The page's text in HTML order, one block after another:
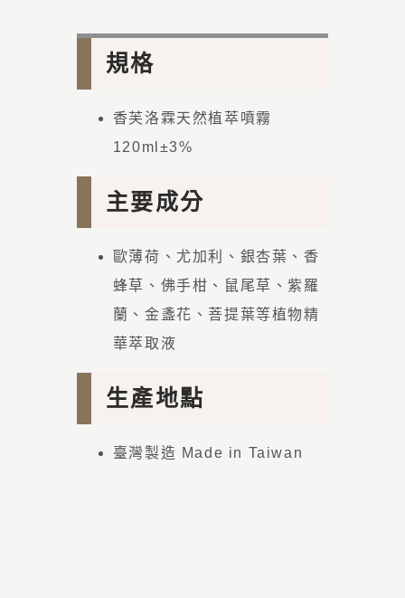
規格
香芙洛霖天然植萃噴霧
120ml±3%
主要成分
歐薄荷、尤加利、銀杏葉、香
蜂草、佛手柑、鼠尾草、紫羅
蘭、金盞花、菩提葉等植物精
華萃取液
生產地點
臺灣製造 Made in Taiwan